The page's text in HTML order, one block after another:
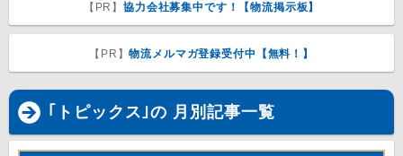
【PR】協力会社募集中です！【物流掲示板】
【PR】物流メルマガ登録受付中【無料！】
｢トピックス｣の 月別記事一覧